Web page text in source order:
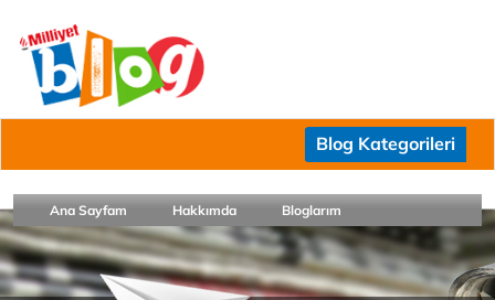
Blog Kategorileri
Ana Sayfam Hakkımda Bloglarım